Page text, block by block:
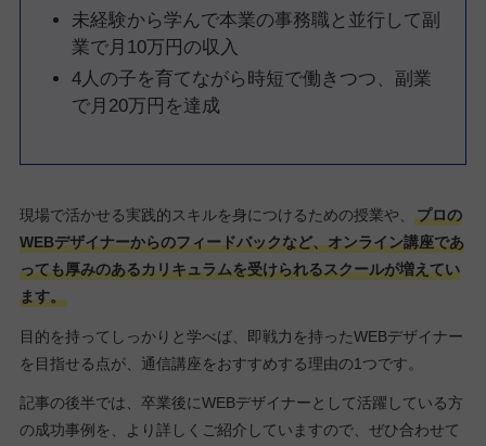
未経験から学んで本業の事務職と並行して副
業で月10万円の収入
4人の子を育てながら時短で働きつつ、副業
で月20万円を達成
現場で活かせる実践的スキルを身につけるための授業や、
プロの
WEBデザイナーからのフィードバックなど、オンライン講座であ
っても厚みのあるカリキュラムを受けられるスクールが増えてい
ます。
目的を持ってしっかりと学べば、即戦力を持ったWEBデザイナー
を目指せる点が、通信講座をおすすめする理由の1つです。
記事の後半では、卒業後にWEBデザイナーとして活躍している方
の成功事例を、より詳しくご紹介していますので、ぜひ合わせて